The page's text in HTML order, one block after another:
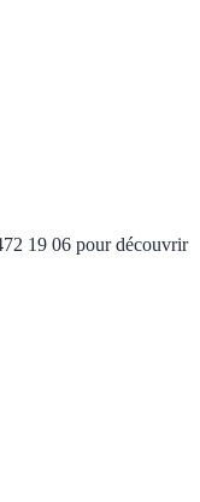
19 06 pour découvrir